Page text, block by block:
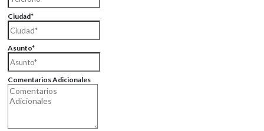
Ciudad*
Asunto*
Comentarios Adicionales